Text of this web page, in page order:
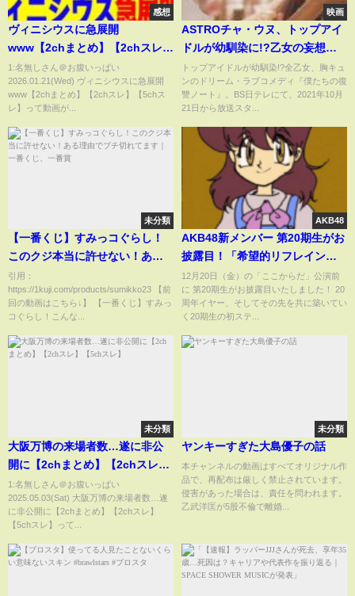
感想
ヴィニシウスに急展開
www【2chまとめ】【2chスレ】
【5chスレ】
1:名無しさん＠お腹いっぱい
2026.01.21(Wed) ヴィニシウスに急展開
www【2chまとめ】【2chスレ】【5chス
レ】って動画が...
映画
ASTROチャ・ウヌ、トップアイ
ドルが幼馴染に!?乙女の妄想が
詰まった胸キュンシーン満載！
ドラマ『僕たちの復讐ノート』
予告
トップアイドルが幼馴染!?全乙女、胸キュ
ンのドリーム・ラブコメディ『僕たちの復
讐ノート』。BS日テレにて、2021年10月
21日から放送スタ...
未分類
【一番くじ】すみっコぐらし！
このクジ本当に許せない！ある
理由でブチ切れてます｜一番く
じ、一番賞
引用：
https://1kuji.com/products/sumikko23 【前
回の動画はこちら↓】 【一番くじ】すみっ
コぐらし！こんな...
AKB48
AKB48新メンバー 第20期生がお
披露目！「希望的リフレイン」
をパフォーマンス
12月20日（金）の「ここからだ」公演前
に 第20期生がお披露目いたしました！ 20
周年イヤー、そしてその先を共に築いてい
く20期生の初ステ...
未分類
大阪万博の来場者数…遂に非公
開に【2chまとめ】【2chスレ】
【5chスレ】
1:名無しさん＠お腹いっぱい
2025.05.03(Sat) 大阪万博の来場者数…遂
に非公開に【2chまとめ】【2chスレ】
【5chスレ】って...
未分類
ヤンキーすぎた大島優子の話
本チャンネルの動画はすべてオリジナル作
品で、再配布は厳しく禁止されています。
侵害があった場合は、責任を問われます。
乙武洋匡が5股不倫で離婚...